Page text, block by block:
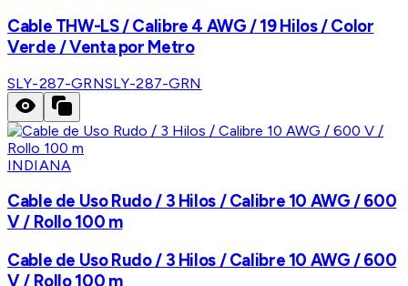
Cable THW-LS / Calibre 4 AWG / 19 Hilos / Color
Verde / Venta por Metro
SLY-287-GRNSLY-287-GRN
INDIANA
Cable de Uso Rudo / 3 Hilos / Calibre 10 AWG / 600
V / Rollo 100 m
Cable de Uso Rudo / 3 Hilos / Calibre 10 AWG / 600
V / Rollo 100 m